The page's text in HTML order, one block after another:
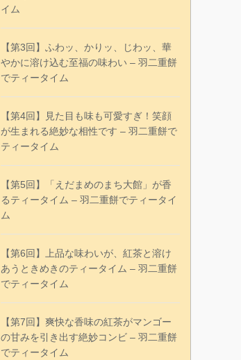
イム
【第3回】ふわッ、かりッ、じわッ、華
やかに溶け込む至福の味わい – 羽二重餅
でティータイム
【第4回】見た目も味も可愛すぎ！笑顔
が生まれる絶妙な相性です – 羽二重餅で
ティータイム
【第5回】「えだまめのまち大館」が香
るティータイム – 羽二重餅でティータイ
ム
【第6回】上品な味わいが、紅茶と溶け
あうときめきのティータイム – 羽二重餅
でティータイム
【第7回】爽快な香味の紅茶がマンゴー
の甘みを引き出す絶妙コンビ – 羽二重餅
でティータイム